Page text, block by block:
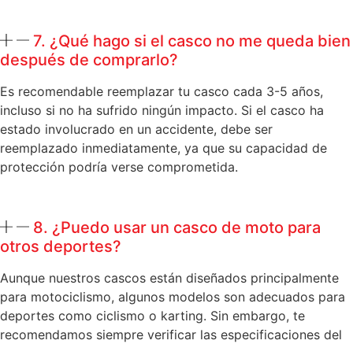
7. ¿Qué hago si el casco no me queda bien
después de comprarlo?
Es recomendable reemplazar tu casco cada 3-5 años,
incluso si no ha sufrido ningún impacto. Si el casco ha
estado involucrado en un accidente, debe ser
reemplazado inmediatamente, ya que su capacidad de
protección podría verse comprometida.
8. ¿Puedo usar un casco de moto para
otros deportes?
Aunque nuestros cascos están diseñados principalmente
para motociclismo, algunos modelos son adecuados para
deportes como ciclismo o karting. Sin embargo, te
recomendamos siempre verificar las especificaciones del